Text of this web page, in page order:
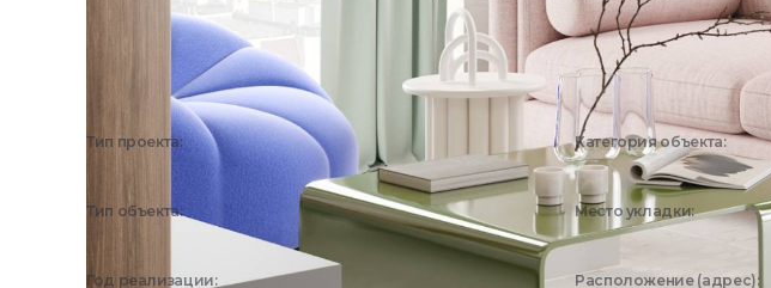
Тип проекта:
Реализованный объект
Категория объекта:
Жилые объекты
Тип объекта: Место укладки:
Ванная, Гостиная
Год реализации: Расположение (адрес):